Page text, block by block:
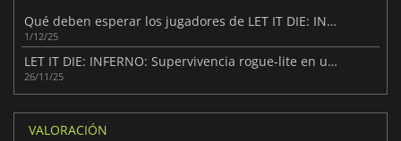
Qué deben esperar los jugadores de LET IT DIE: INFERNO
1/12/25
LET IT DIE: INFERNO: Supervivencia rogue-lite en un entorno letal
26/11/25
VALORACIÓN